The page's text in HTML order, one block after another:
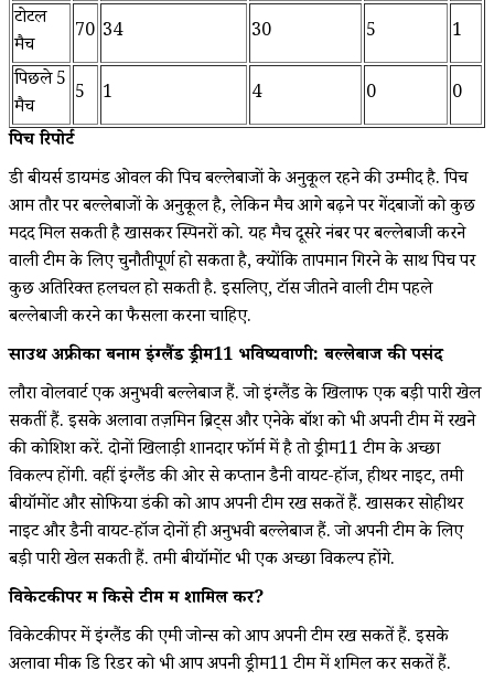
टोटल
मैच
70 34 30 5
1
पिछले 5
मैच
5 1 4 0
0
पिच रिपोर्ट
डी बीयर्स डायमंड ओवल की पिच बल्लेबाजों के अनुकूल रहने की उम्मीद है. पिच
आम तौर पर बल्लेबाजों के अनुकूल है, लेकिन मैच आगे बढ़ने पर गेंदबाजों को कुछ
मदद मिल सकती है खासकर स्पिनरों को. यह मैच दूसरे नंबर पर बल्लेबाजी करने
वाली टीम के लिए चुनौतीपूर्ण हो सकता है, क्योंकि तापमान गिरने के साथ पिच पर
कुछ अतिरिक्त हलचल हो सकती है. इसलिए, टॉस जीतने वाली टीम पहले
बल्लेबाजी करने का फैसला करना चाहिए.
साउथ अफ्रीका बनाम इंग्लैंड ड्रीम11 भविष्यवाणी: बल्लेबाज की पसंद
लौरा वोलवार्ट एक अनुभवी बल्लेबाज हैं. जो इंग्लैंड के खिलाफ एक बड़ी पारी खेल
सकतीं हैं. इसके अलावा तज़मिन ब्रिट्स और एनेके बॉश को भी अपनी टीम में रखने
की कोशिश करें. दोनों खिलाड़ी शानदार फॉर्म में है तो ड्रीम11 टीम के अच्छा
विकल्प होंगी. वहीं इंग्लैंड की ओर से कप्तान डैनी वायट-हॉज, हीथर नाइट, तमी
बीयॉमोंट और सोफिया डंकी को आप अपनी टीम रख सकतें हैं. खासकर सोहीथर
नाइट और डैनी वायट-हॉज दोनों ही अनुभवी बल्लेबाज हैं. जो अपनी टीम के लिए
बड़ी पारी खेल सकती हैं. तमी बीयॉमोंट भी एक अच्छा विकल्प होंगे.
विकेटकीपर में किसे टीम में शामिल करें?
विकेटकीपर में इंग्लैंड की एमी जोन्स को आप अपनी टीम रख सकतें हैं. इसके
अलावा मीक डि रिडर को भी आप अपनी ड्रीम11 टीम में शमिल कर सकतें हैं.